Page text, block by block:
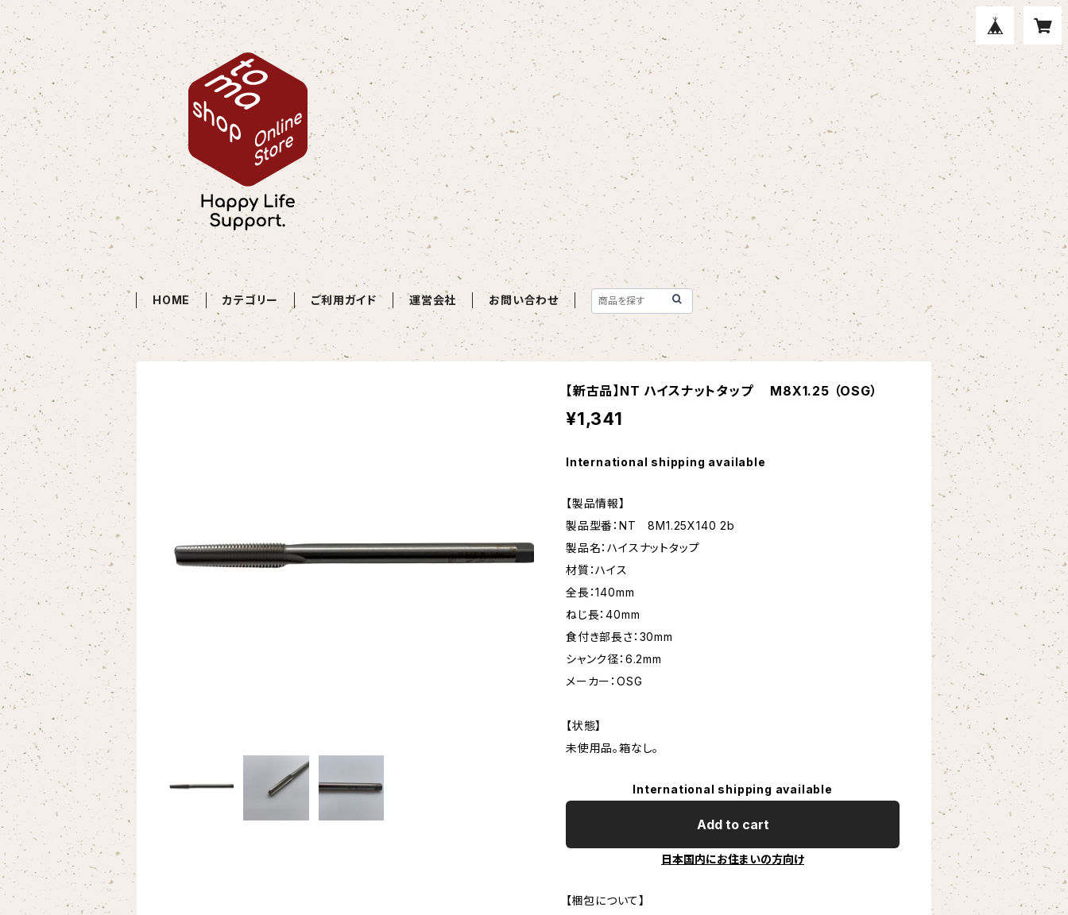
HOME カテゴリー ご利用ガイド 運営会社 お問い合わせ
【新古品】NT ハイスナットタップ M8X1.25 （OSG）
¥1,341
International shipping available
【製品情報】
製品型番：NT 8M1.25X140 2b
製品名：ハイスナットタップ
材質：ハイス
全長：140mm
ねじ長：40mm
食付き部長さ：30mm
シャンク径：6.2mm
メーカー：OSG
【状態】
未使用品。箱なし。
International shipping available
Add to cart
日本国内にお住まいの方向け
【梱包について】